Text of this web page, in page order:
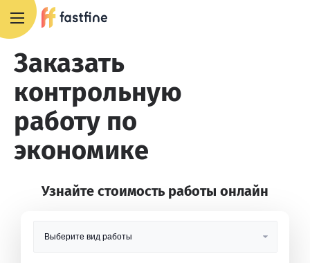
Заказать
контрольную
работу по
экономике
Узнайте стоимость работы онлайн